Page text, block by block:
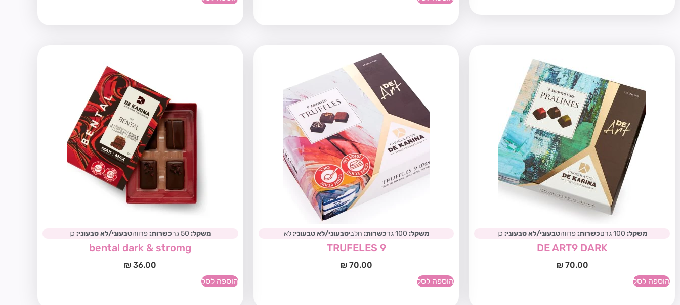
משקל: 100 גרם כשרות:פרווהטבעוני/לא טבעוני: כן
DE ART9 DARK
₪70.00
הוספה לסל
משקל: 100 גר כשרות: חלביטבעוני/לא טבעוני:לא
TRUFELES 9
₪ 70.00
הוספה לסל
משקל: 50 גר כשרות:פרווהטבעוני/לא טבעוני: כן
bental dark & stromg
₪ 36.00
הוספה לסל